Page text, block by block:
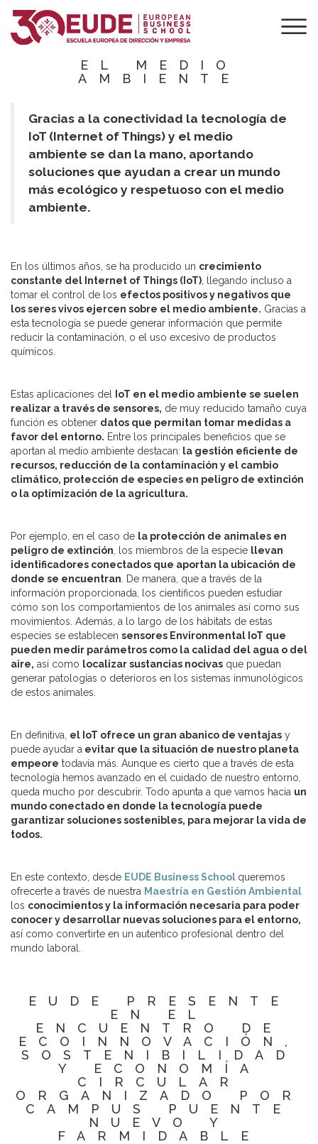
EL INTERNET DE
LAS COSAS Y SU
EL MEDIO
AMBIENTE
Gracias a la conectividad la tecnología de
IoT (Internet of Things) y el medio
ambiente se dan la mano, aportando
soluciones que ayudan a crear un mundo
más ecológico y respetuoso con el medio
ambiente.
En los últimos años, se ha producido un crecimiento
constante del Internet of Things (IoT) , llegando incluso a
tomar el control de los efectos positivos y negativos que
los seres vivos ejercen sobre el medio ambiente. Gracias a
esta tecnología se puede generar información que permite
reducir la contaminación, o el uso excesivo de productos
químicos.
Estas aplicaciones del
IoT en el medio ambiente se suelen
realizar a través de sensores, de muy reducido tamaño cuya
función es obtener datos que permitan tomar medidas a
favor del entorno. Entre los principales beneficios que se
aportan al medio ambiente destacan: la gestión eficiente de
recursos, reducción de la contaminación y el cambio
climático, protección de especies en peligro de extinción
o la optimización de la agricultura.
Por ejemplo, en el caso de la protección de animales en
peligro de extinción , los miembros de la especie llevan
identificadores conectados que aportan la ubicación de
donde se encuentran . De manera, que a través de la
información proporcionada, los científicos pueden estudiar
cómo son los comportamientos de los animales así como sus
movimientos. Además, a lo largo de los hábitats de estas
especies se establecen sensores Environmental IoT que
pueden medir parámetros como la calidad del agua o del
aire, así como localizar sustancias nocivas que puedan
generar patologías o deterioros en los sistemas inmunológicos
de estos animales.
En definitiva, el IoT ofrece un gran abanico de ventajas y
puede ayudar a evitar que la situación de nuestro planeta
empeore todavía más. Aunque es cierto que a través de esta
tecnología hemos avanzado en el cuidado de nuestro entorno,
queda mucho por descubrir. Todo apunta a que vamos hacia un
mundo conectado en donde la tecnología puede
garantizar soluciones sostenibles, para mejorar la vida de
todos.
En este contexto, desde EUDE Business School queremos
ofrecerte a través de nuestra Maestría en Gestión Ambiental
los conocimientos y la información necesaria para poder
conocer y desarrollar nuevas soluciones para el entorno,
así como convertirte en un autentico profesional dentro del
mundo laboral.
EUDE PRESENTE
EN EL
ENCUENTRO DE
ECOINNOVACIÓN,
SOSTENIBILIDAD
Y ECONOMÍA
CIRCULAR
ORGANIZADO POR
CAMPUS PUENTE
NUEVO Y
FARMIDABLE